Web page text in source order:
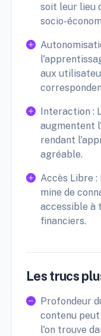
soit leur lieu
socio-
aux
Interaction :
augmentent
rendant
agréable.
Accès Libre :
mine de
accessible à
financiers.
Les trucs
Profondeur
contenu
l'on trouve